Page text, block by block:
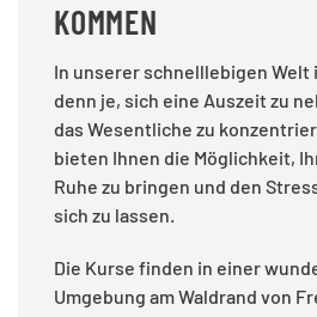
KOMMEN
In unserer schnelllebigen
denn je, sich eine Auszeit zu
das Wesentliche zu
bieten Ihnen die Möglichkeit,
Ruhe zu bringen und den
sich zu lassen.
Die Kurse finden in einer
Umgebung am Waldrand von